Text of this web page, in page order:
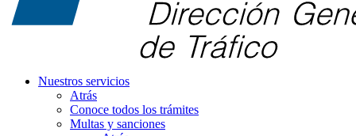
Nuestros servicios
Atrás
Conoce todos los trámites
Multas y sanciones